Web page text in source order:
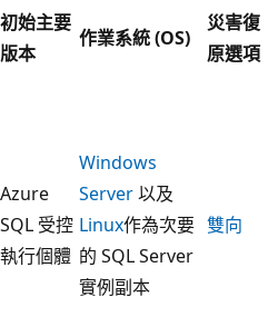
初始主要
版本
作業系統 (OS)
災害復
原選項
Azure
SQL 受控
執行個體
Windows
Server以及
Linux作為次要
的 SQL Server
實例副本
雙向